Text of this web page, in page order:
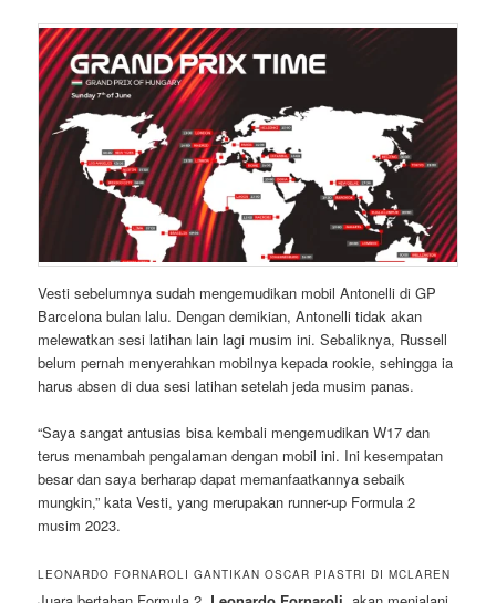
Vesti sebelumnya sudah mengemudikan mobil Antonelli di GP
Barcelona bulan lalu. Dengan demikian, Antonelli tidak akan
melewatkan sesi latihan lain lagi musim ini. Sebaliknya, Russell
belum pernah menyerahkan mobilnya kepada rookie, sehingga ia
harus absen di dua sesi latihan setelah jeda musim panas.
“Saya sangat antusias bisa kembali mengemudikan W17 dan
terus menambah pengalaman dengan mobil ini. Ini kesempatan
besar dan saya berharap dapat memanfaatkannya sebaik
mungkin,” kata Vesti, yang merupakan runner-up Formula 2
musim 2023.
LEONARDO FORNAROLI GANTIKAN OSCAR PIASTRI DI MCLAREN